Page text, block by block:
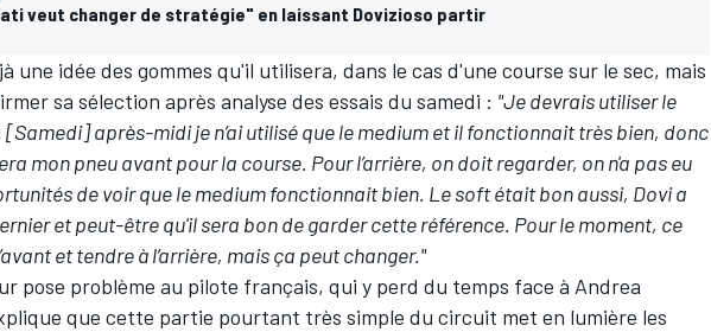
veut changer de stratégie" en laissant Dovizioso partir
une idée des gommes qu'il utilisera, dans le cas d'une course sur le sec, mais
sa sélection après analyse des essais du samedi : "Je devrais utiliser le
[Samedi] après-midi je n’ai utilisé que le medium et il fonctionnait très bien, donc
mon pneu avant pour la course. Pour l’arrière, on doit regarder, on n'a pas eu
de voir que le medium fonctionnait bien. Le soft était bon aussi, Dovi a
et peut-être qu'il sera bon de garder cette référence. Pour le moment, ce
et tendre à l’arrière, mais ça peut changer."
pose problème au pilote français, qui y perd du temps face à Andrea
que cette partie pourtant très simple du circuit met en lumière les